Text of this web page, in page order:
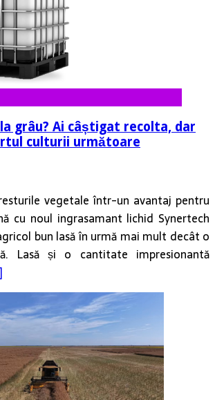
grâu? Ai câștigat recolta, dar
culturii următoare
vegetale într-un avantaj pentru
cu noul ingrasamant lichid Synertech
bun lasă în urmă mai mult decât o
Lasă și o cantitate impresionantă